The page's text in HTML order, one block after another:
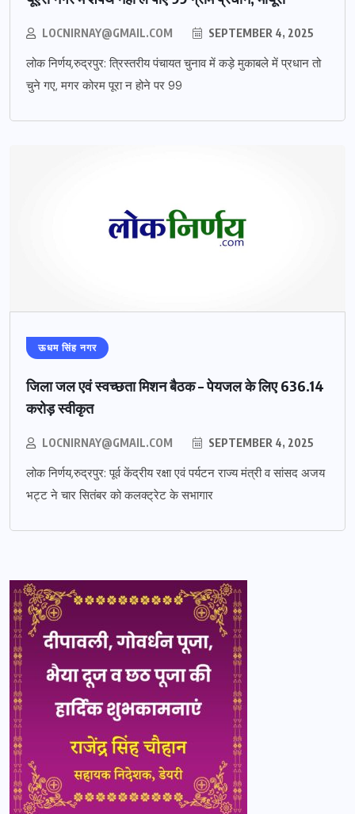
LOCNIRNAY@GMAIL.COM SEPTEMBER 4, 2025
लोक निर्णय,रुद्रपुर: त्रिस्तरीय पंचायत चुनाव में कड़े मुकाबले में प्रधान तो
चुने गए, मगर कोरम पूरा न होने पर 99
ऊधम सिंह नगर
जिला जल एवं स्वच्छता मिशन बैठक – पेयजल के लिए 636.14
करोड़ स्वीकृत
LOCNIRNAY@GMAIL.COM SEPTEMBER 4, 2025
लोक निर्णय,रुद्रपुर: पूर्व केंद्रीय रक्षा एवं पर्यटन राज्य मंत्री व सांसद अजय
भट्ट ने चार सितंबर को कलक्ट्रेट के सभागार